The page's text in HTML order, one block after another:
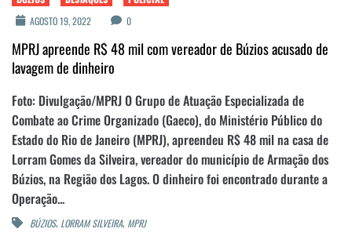
AGOSTO 19, 2022
0
MPRJ apreende R$ 48 mil com vereador de Búzios acusado de
lavagem de dinheiro
Foto: Divulgação/MPRJ O Grupo de Atuação Especializada de
Combate ao Crime Organizado (Gaeco), do Ministério Público do
Estado do Rio de Janeiro (MPRJ), apreendeu R$ 48 mil na casa de
Lorram Gomes da Silveira, vereador do município de Armação dos
Búzios, na Região dos Lagos. O dinheiro foi encontrado durante a
Operação...
BÚZIOS, LORRAM SILVEIRA, MPRJ